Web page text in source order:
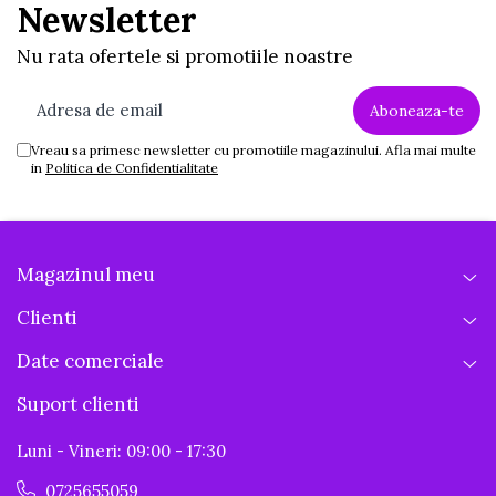
Newsletter
Nu rata ofertele si promotiile noastre
Vreau sa primesc newsletter cu promotiile magazinului. Afla mai multe
in Politica de Confidentialitate
Magazinul meu
Clienti
Date comerciale
Suport clienti
Luni - Vineri: 09:00 - 17:30
0725655059